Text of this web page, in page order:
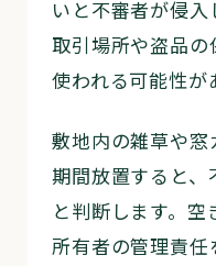
いと不審者が侵
取引場所や盗品の
使われる可能性が
敷地内の雑草や
期間放置すると
と判断します。空
所有者の管理責任